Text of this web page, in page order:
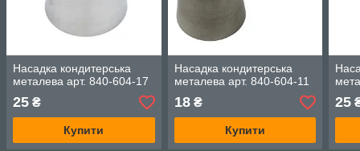
Насадка кондитерська
металева арт. 840-604-17
25 ₴
Купити
Насадка кондитерська
металева арт. 840-604-11
18₴
Купити
25